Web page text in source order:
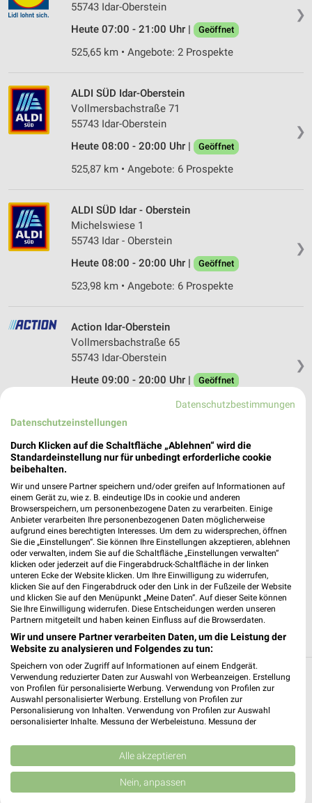
❯
55743 Idar-Oberstein
Heute 07:00 - 21:00 Uhr |
Geöffnet
525,65 km • Angebote: 2 Prospekte
❯
ALDI SÜD Idar-Oberstein
Vollmersbachstraße 71
55743 Idar-Oberstein
Heute 08:00 - 20:00 Uhr |
Geöffnet
525,87 km • Angebote: 6 Prospekte
❯
ALDI SÜD Idar - Oberstein
Michelswiese 1
55743 Idar - Oberstein
Heute 08:00 - 20:00 Uhr |
Geöffnet
523,98 km • Angebote: 6 Prospekte
❯
Action Idar-Oberstein
Vollmersbachstraße 65
55743 Idar-Oberstein
Heute 09:00 - 20:00 Uhr |
Geöffnet
527,05 km • Angebote: 1 Prospekt
Lidl Morbach
Am Dreieck 1
Heute 07:00 - 21:00 Uhr | Geöffnet
530,92 km • Angebote: 3 Prospekte
ALDI SÜD Morbach
Bremerwiese 4
54497 Morbach
Heute 08:00 - 20:00 Uhr | Geöffnet
531,14 km • Angebote: 6 Prospekte
Discounter Angebote und Prospekte für
Rhaunen
Lidl
Datenschutzbestimmungen
Datenschutzeinstellungen
Durch Klicken auf die Schaltfläche „Ablehnen“ wird die
Standardeinstellung nur für unbedingt erforderliche cookie
beibehalten.
Wir und unsere Partner speichern und/oder greifen auf Informationen auf
einem Gerät zu, wie z. B. eindeutige IDs in cookie und anderen
Browserspeichern, um personenbezogene Daten zu verarbeiten. Einige
Anbieter verarbeiten Ihre personenbezogenen Daten möglicherweise
aufgrund eines berechtigten Interesses. Um dem zu widersprechen, öffnen
Sie die „Einstellungen“. Sie können Ihre Einstellungen akzeptieren, ablehnen
oder verwalten, indem Sie auf die Schaltfläche „Einstellungen verwalten“
klicken oder jederzeit auf die Fingerabdruck-Schaltfläche in der linken
unteren Ecke der Website klicken. Um Ihre Einwilligung zu widerrufen,
klicken Sie auf den Fingerabdruck oder den Link in der Fußzeile der Website
und klicken Sie auf den Menüpunkt „Meine Daten“. Auf dieser Seite können
Sie Ihre Einwilligung widerrufen. Diese Entscheidungen werden unseren
Partnern mitgeteilt und haben keinen Einfluss auf die Browserdaten.
Wir und unsere Partner verarbeiten Daten, um die Leistung der
Website zu analysieren und Folgendes zu tun:
Speichern von oder Zugriff auf Informationen auf einem Endgerät.
Verwendung reduzierter Daten zur Auswahl von Werbeanzeigen. Erstellung
von Profilen für personalisierte Werbung. Verwendung von Profilen zur
Auswahl personalisierter Werbung. Erstellung von Profilen zur
Personalisierung von Inhalten. Verwendung von Profilen zur Auswahl
personalisierter Inhalte. Messung der Werbeleistung. Messung der
Kombinationen von Daten aus verschiedenen Quellen. Entwicklung und
Verbesserung der Angebote. Verwendung reduzierter Daten zur Auswahl
von Inhalten.
Daten können außerhalb der Europäischen Union weitergegeben und in die
USA gesendet werden.
Alle akzeptieren
Nein, anpassen